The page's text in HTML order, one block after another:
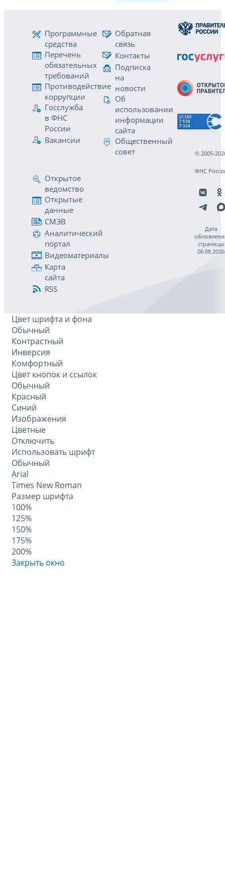
Программные
средства
Перечень
обязательных
требований
Противодействие
коррупции
Госслужба
в ФНС
России
Вакансии
Обратная
связь
Контакты
Подписка
на
новости
Об
использовании
информации
сайта
Общественный
совет
Открытое
ведомство
Открытые
данные
СМЭВ
Аналитический
портал
Видеоматериалы
Карта
сайта
RSS
© 2005-
ФНС
Дата
страницы
06.08.2026
Цвет шрифта и фона
Обычный
Контрастный
Инверсия
Комфортный
Цвет кнопок и ссылок
Обычный
Красный
Синий
Изображения
Цветные
Отключить
Использовать шрифт
Обычный
Arial
Times New Roman
Размер шрифта
100%
125%
150%
175%
200%
Закрыть окно